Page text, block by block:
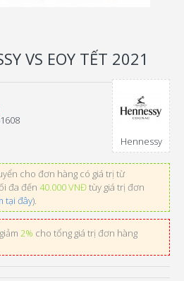
VS EOY TẾT 2021
cho đơn hàng có giá trị từ
đa đến 40.000 VNĐtùy giá trị đơn
tại đây).
2% cho tổng giá trị đơn hàng
Hennessy